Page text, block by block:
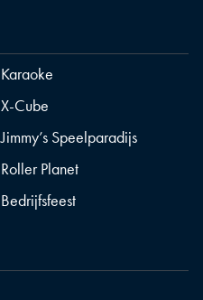
Karaoke
X-Cube
Jimmy’s Speelparadijs
Roller Planet
Bedrijfsfeest